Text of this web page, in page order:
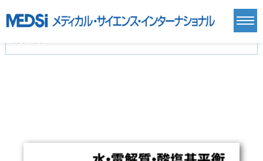
基礎医学(93)
基礎医学関連科学(80)
自然科学(25)
医療技術(16)
歯科学(3)